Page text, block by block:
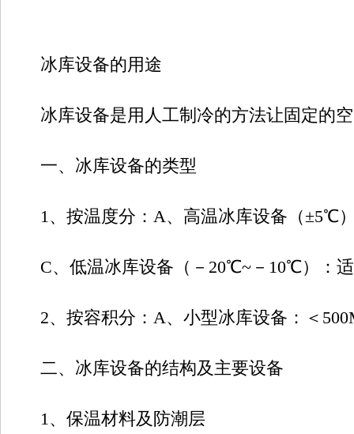
冰库设备的用途
冰库设备是用人工制冷的方法让固定的空
一、冰库设备的类型
1、按温度分：A、高温冰库设备（±5℃）
C、低温冰库设备（－20℃~－10℃）：适
2、按容积分：A、小型冰库设备：＜
二、冰库设备的结构及主要设备
1、保温材料及防潮层